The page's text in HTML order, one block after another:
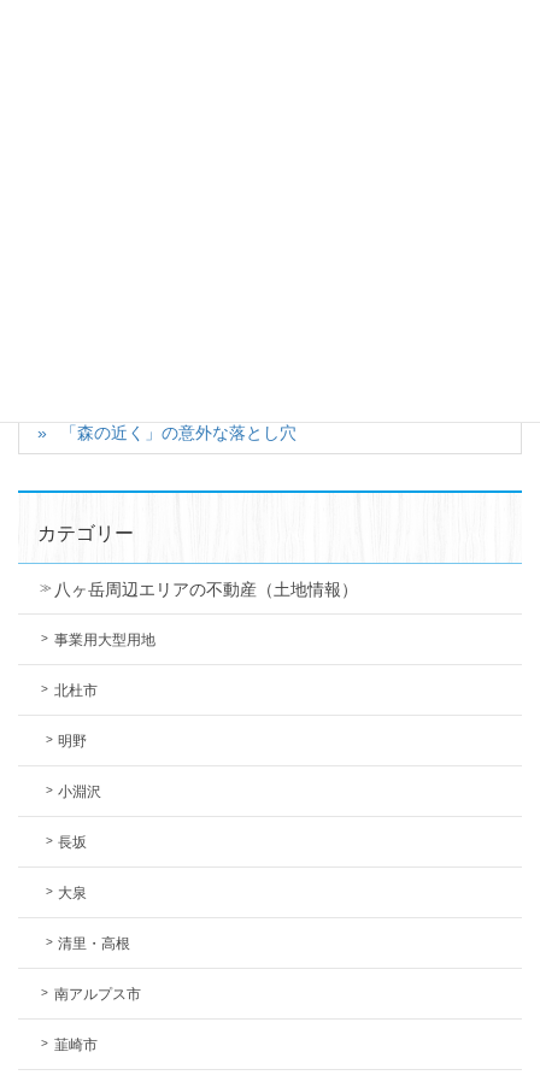
「森の近く」の意外な落とし穴
カテゴリー
八ヶ岳周辺エリアの不動産（土地情報）
事業用大型用地
北杜市
明野
小淵沢
長坂
大泉
清里・高根
南アルプス市
韮崎市